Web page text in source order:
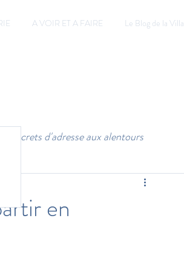
A VOIR ET A FAIRE Le Blog de la Villa
Secrets d'adresse aux alentours
en